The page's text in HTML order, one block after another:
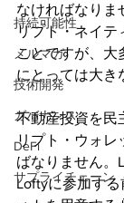
持続可能性
メルマガ
技術開発
ガバナンス
DeFi
サプライチェーン
なければなりま
リプト・ネイテ
ことですが、大
にとっては大き
不動産投資を民
リプト・ウォレ
ばなりません。
Loftyに参加す